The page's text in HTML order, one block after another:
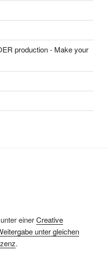
production - Make your
einerCreative
unter gleichen
.